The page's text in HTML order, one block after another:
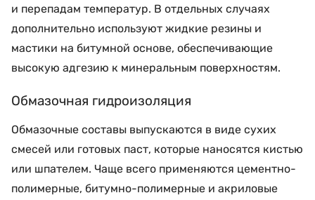
и перепадам температур. В отдельных случаях
дополнительно используют жидкие резины и
мастики на битумной основе, обеспечивающие
высокую адгезию к минеральным поверхностям.
Обмазочная гидроизоляция
Обмазочные составы выпускаются в виде сухих
смесей или готовых паст, которые наносятся кистью
или шпателем. Чаще всего применяются цементно-
полимерные, битумно-полимерные и акриловые